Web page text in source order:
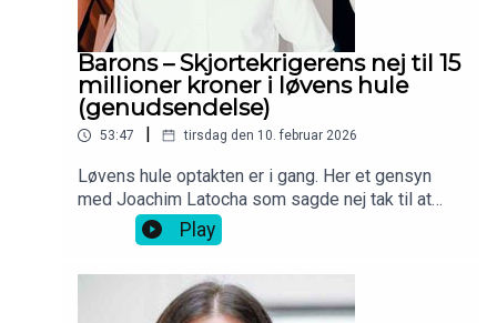
Barons – Skjortekrigerens nej til 15
millioner kroner i løvens hule
(genudsendelse)
53:47 | tirsdag den 10. februar 2026
Løvens hule optakten er i gang. Her et gensyn
med Joachim Latocha som sagde nej tak til at
sælge Barons til Jesper Buch mod ejerskab i
Shaping New Tomorrow.
Play